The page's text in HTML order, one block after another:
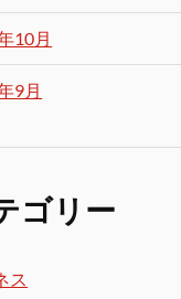
10月
9月
ゴリー
ス